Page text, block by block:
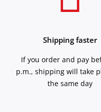
Shipping faster
If you order and pay
p.m., shipping will take
the same day